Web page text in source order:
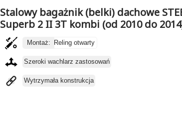
Stalowy bagażnik (belki) dachowe
Superb 2 II 3T kombi (od 2010 do
Montaż: Reling otwarty
Szeroki wachlarz zastosowań
Wytrzymała konstrukcja